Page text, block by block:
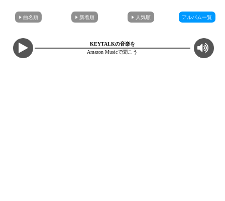
曲名順 新着順 人気順 アルバム一覧
KEYTALKの音楽を
Amazon Musicで聞こう